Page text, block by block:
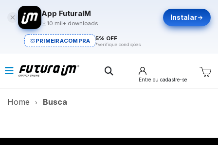
App FuturaIM
10 mil+ downloads
Instalar
PRIMEIRACOMPRA 5% OFF
*verifique condições
Entre ou cadastre-se
Home Busca